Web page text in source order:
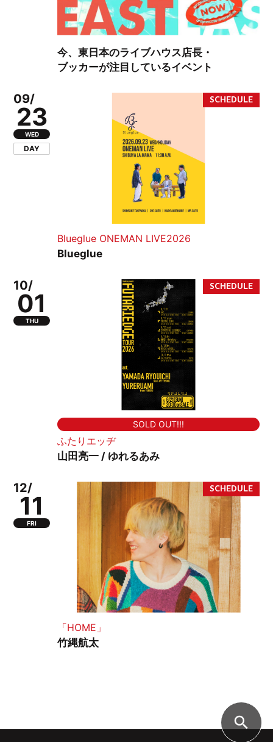
今、東日本のライブハウス店長・
ブッカーが注目しているイベント
09/
23
WED
DAY
Blueglue ONEMAN LIVE2026
Blueglue
10/
01
THU
SOLD OUT!!!
ふたりエッヂ
山田亮一 / ゆれるあみ
12/
11
FRI
「HOME」
竹縄航太
search